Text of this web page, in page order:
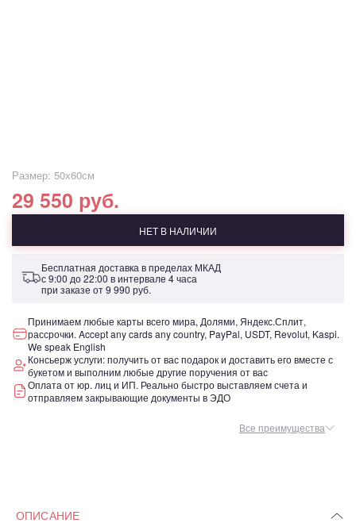
Размер: 50х60см
29 550 руб.
НЕТ В НАЛИЧИИ
Бесплатная доставка в пределах МКАД
с 9:00 до 22:00 в интервале 4 часа
при заказе от9 990 руб.
Принимаем любые карты всего мира, Долями, Яндекс.Сплит,
рассрочки. Accept any cards any country, PayPal, USDT, Revolut, Kaspi.
We speak English
Консьерж услуги: получить от вас подарок и доставить его вместе с
букетом и выполним любые другие поручения от вас
Оплата от юр. лиц и ИП. Реально быстро выставляем счета и
отправляем закрывающие документы в ЭДО
Все преимущества
ОПИСАНИЕ